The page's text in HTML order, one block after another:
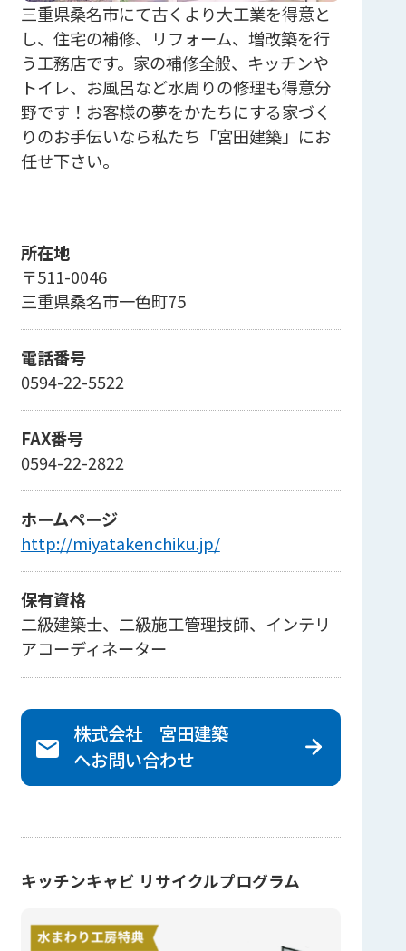
三重県桑名市にて古くより大工業を得意と
し、住宅の補修、リフォーム、増改築を行
う工務店です。家の補修全般、キッチンや
トイレ、お風呂など水周りの修理も得意分
野です！お客様の夢をかたちにする家づく
りのお手伝いなら私たち「宮田建築」にお
任せ下さい。
所在地
〒511-0046
三重県桑名市一色町75
電話番号
0594-22-5522
FAX番号
0594-22-2822
ホームページ
http://miyatakenchiku.jp/
保有資格
二級建築士、二級施工管理技師、インテリ
アコーディネーター
株式会社 宮田建築
へお問い合わせ
キッチンキャビ リサイクルプログラム